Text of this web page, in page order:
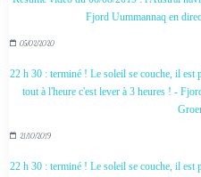
Fjord Uummannaq en
05/02/2020
22 h 30 : terminé ! Le soleil se couche, il est
tout à l'heure c'est lever à 3 heures ! -
21/10/2019
22 h 30 : terminé ! Le soleil se couche, il est